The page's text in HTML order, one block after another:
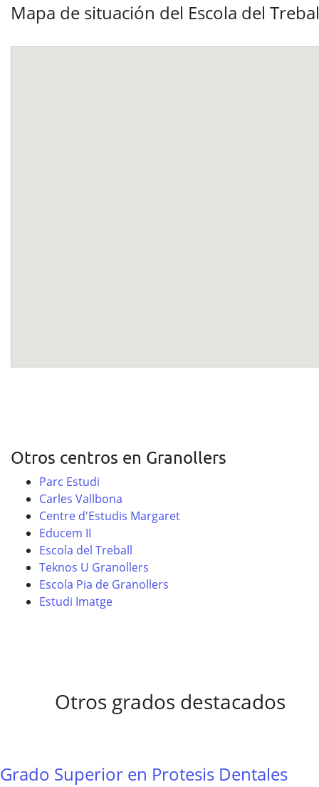
Mapa de situación del Escola del
Otros centros en Granollers
Parc Estudi
Carles Vallbona
Centre d'Estudis Margaret
Educem II
Escola del Treball
Teknos U Granollers
Escola Pia de Granollers
Estudi Imatge
Otros grados destacados
Grado Superior en Protesis Dentales